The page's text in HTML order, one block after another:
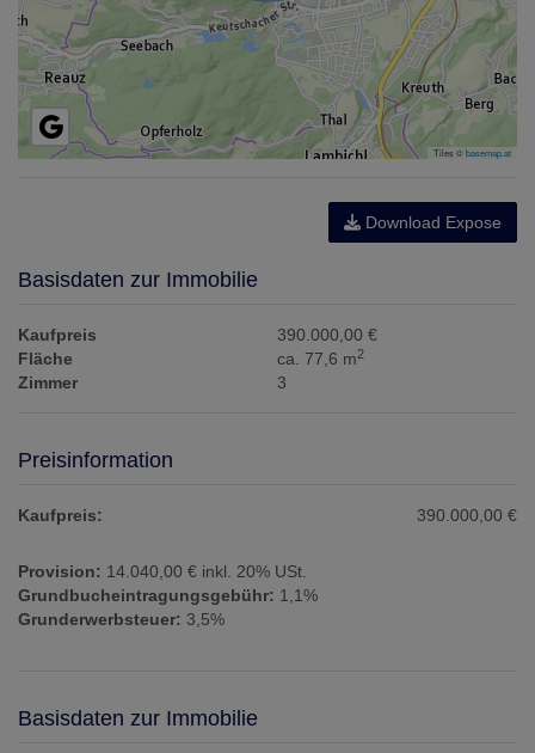
Tiles ©basemap.at
Download Expose
Basisdaten zur Immobilie
Kaufpreis
390.000,00 €
Fläche
ca. 77,6 m2
Zimmer 3
Preisinformation
Kaufpreis: 390.000,00 €
Provision: 14.040,00 € inkl. 20% USt.
Grundbucheintragungsgebühr: 1,1%
Grunderwerbsteuer: 3,5%
Basisdaten zur Immobilie